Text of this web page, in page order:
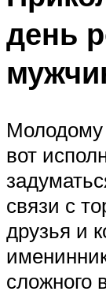
день
Молодому
вот
связи с
друзья и
сложного